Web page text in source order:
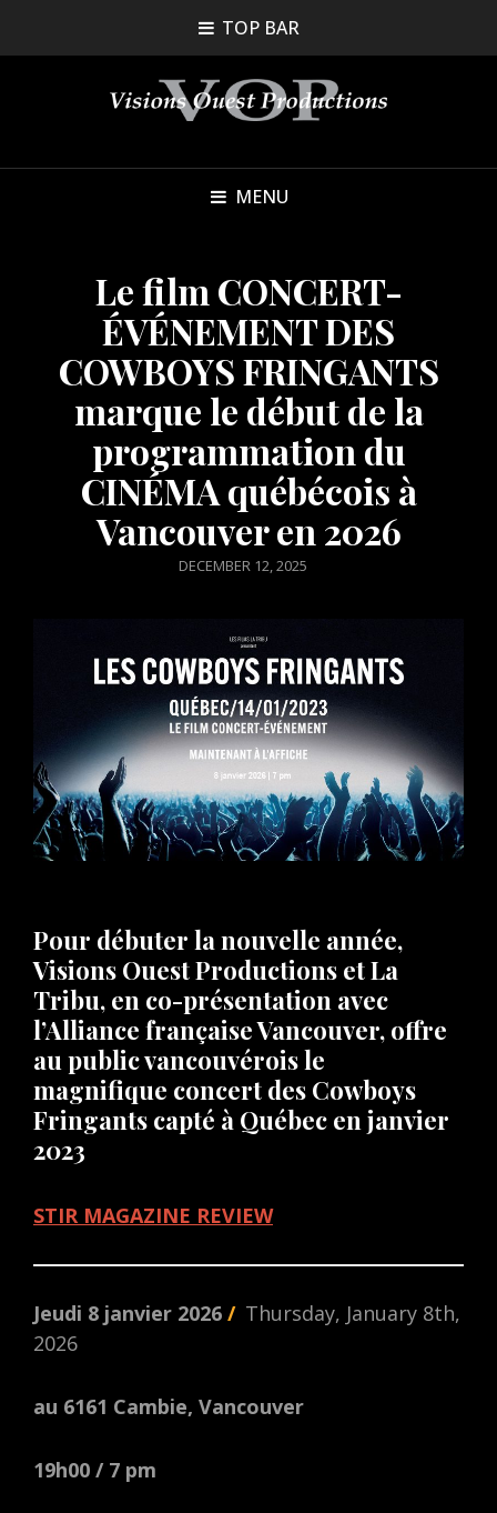
TOP BAR
MENU
Le film CONCERT-
ÉVÉNEMENT DES
COWBOYS FRINGANTS
marque le début de la
programmation du
CINÉMA québécois à
Vancouver en 2026
POSTED
DECEMBER 12, 2025
Pour débuter la nouvelle année,
Visions Ouest Productions et La
Tribu, en co-présentation avec
l’Alliance française Vancouver, offre
au public vancouvérois le
magnifique concert des Cowboys
Fringants capté à Québec en janvier
2023
STIR MAGAZINE REVIEW
Jeudi 8 janvier 2026 / Thursday, January 8th,
2026
au 6161 Cambie, Vancouver
19h00 / 7 pm